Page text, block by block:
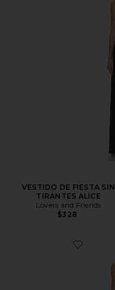
VESTIDO DE FIESTA SIN
TIRANTES ALICE
Lovers and Friends
$328